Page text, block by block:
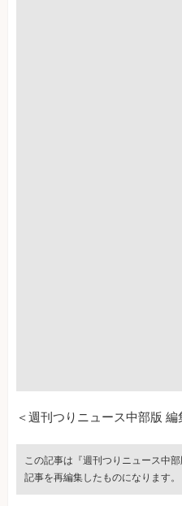
＜週刊つりニュース中部版 編
この記事は『週刊つりニュース中
記事を再編集したものになります。